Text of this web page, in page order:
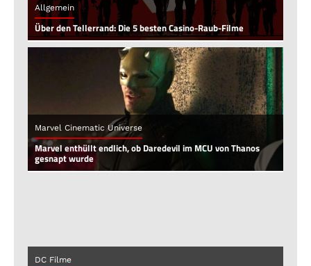
Allgemein
Über den Tellerrand: Die 5 besten Casino-Raub-Filme
Marvel Cinematic Universe
Marvel enthüllt endlich, ob Daredevil im MCU von Thanos
gesnapt wurde
DC Filme